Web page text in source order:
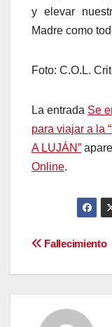
y elevar
Madre como
Foto: C.O.L.
La entrada Se
para viajar a la
A LUJÁN”
Online.
de
entradas
Fallecimiento